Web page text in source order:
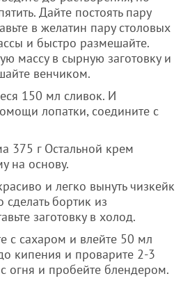
Дайте постоять пару
в желатин пару столовых
и быстро размешайте.
массу в сырную заготовку и
венчиком.
150 мл сливок. И
лопатки, соедините с
375 г Остальной крем
на основу.
и легко вынуть чизкейк
бортик из
заготовку в холод.
с сахаром и влейте 50 мл
кипения и проварите 2-3
огня и пробейте блендером.